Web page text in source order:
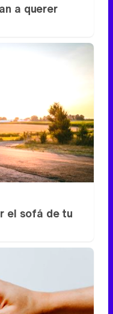
a querer
el sofá de tu